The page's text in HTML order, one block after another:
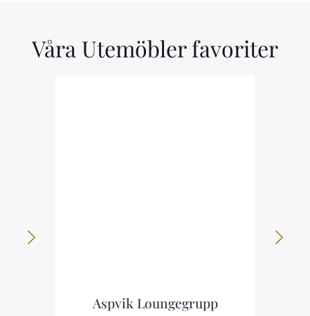
Våra Utemöbler favoriter
Lainelle 4-sits Soffgrupp